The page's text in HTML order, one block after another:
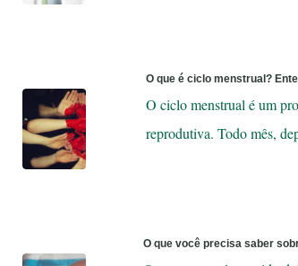
O que é ciclo menstrual?
O ciclo menstrual é um
reprodutiva. Todo mês,
O que você precisa saber